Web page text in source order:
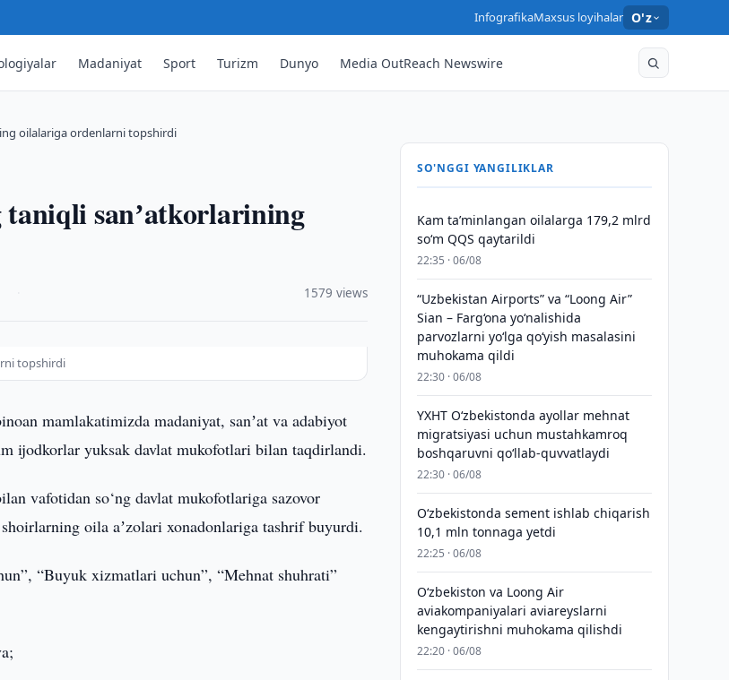
InfografikaMaxsus loyihalar O'z
Madaniyat Sport Turizm Dunyo Media OutReach Newswire
oilalariga ordenlarni topshirdi
taniqli sanʼatkorlarining
1579 views
topshirdi
mamlakatimizda madaniyat, sanʼat va adabiyot
ijodkorlar yuksak davlat mukofotlari bilan taqdirlandi.
vafotidan so‘ng davlat mukofotlariga sazovor
oila aʼzolari xonadonlariga tashrif buyurdi.
“Buyuk xizmatlari uchun”, “Mehnat shuhrati”
SO'NGGI YANGILIKLAR
Kam taʼminlangan oilalarga 179,2 mlrd
so‘m QQS qaytarildi
22:35 · 06/08
“Uzbekistan Airports” va “Loong Air”
Sian – Farg‘ona yo‘nalishida
parvozlarni yo‘lga qo‘yish masalasini
muhokama qildi
22:30 · 06/08
YXHT O‘zbekistonda ayollar mehnat
migratsiyasi uchun mustahkamroq
boshqaruvni qo‘llab-quvvatlaydi
22:30 · 06/08
O‘zbekistonda sement ishlab chiqarish
10,1 mln tonnaga yetdi
22:25 · 06/08
Oʻzbekiston va Loong Air
aviakompaniyalari aviareyslarni
kengaytirishni muhokama qilishdi
22:20 · 06/08